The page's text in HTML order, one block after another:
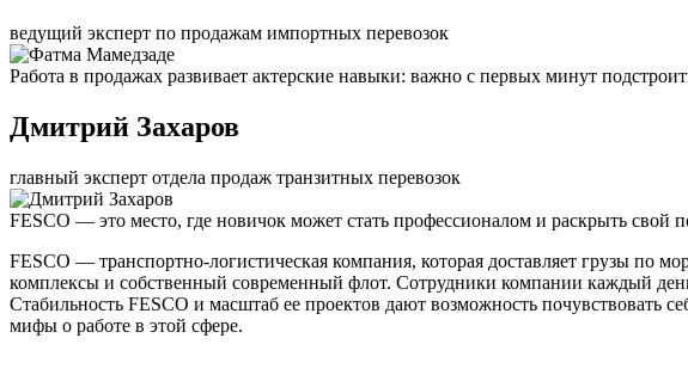
ведущий эксперт по продажам импортных перевозок
Работа в продажах развивает актерские навыки: важно с первых минут
Дмитрий Захаров
главный эксперт отдела продаж транзитных перевозок
FESCO — это место, где новичок может стать профессионалом и раскрыть свой
FESCO — транспортно-логистическая компания, которая доставляет грузы по
комплексы и собственный современный флот. Сотрудники компании каждый
Стабильность FESCO и масштаб ее проектов дают возможность почувствовать
мифы о работе в этой сфере.